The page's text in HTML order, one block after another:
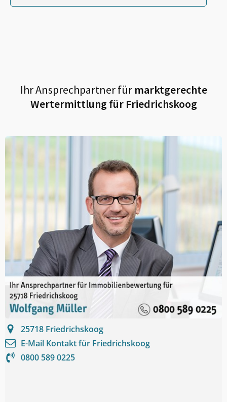
Ihr Ansprechpartner fürmarktgerechte
Wertermittlung für Friedrichskoog
25718 Friedrichskoog
E-Mail Kontakt für Friedrichskoog
0800 589 0225